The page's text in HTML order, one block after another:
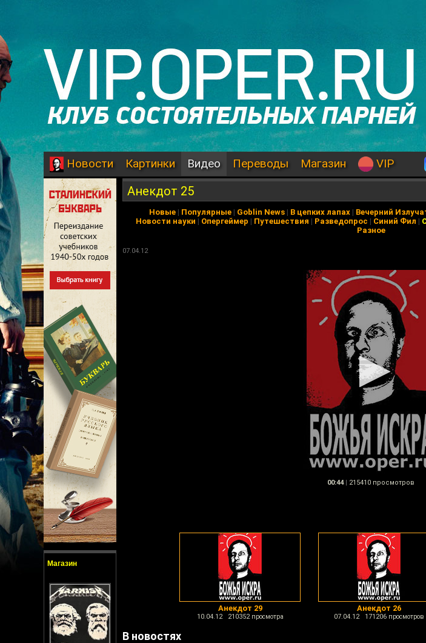
Новости Картинки Видео Переводы Магазин VIP
Магазин
Анекдот 25
Новые | Популярные | Goblin News | В цепких лапах | Вечерний
Новости науки | Опергеймер | Путешествия | Разведопрос | Синий Фил |
Разное
07.04.12
00:44 | 215410 просмотров
Анекдот 29
10.04.12 210352 просмотра
Анекдот 26
07.04.12 171206 просмотров
В новостях